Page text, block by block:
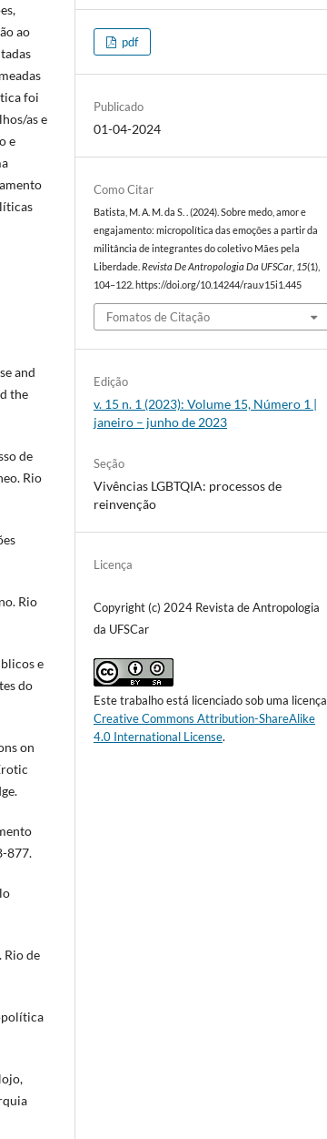
ao
foi
as e
e
and
the
de
Rio
Rio
e
do
on
877.
Rio de
pdf
Publicado
01-04-2024
Como Citar
Batista, M. A. M. da S. . (2024). Sobre medo, amor e
engajamento: micropolítica das emoções a partir da
militância de integrantes do coletivo Mães pela
Liberdade.Revista De Antropologia Da UFSCar 15(1),
104–122. https://doi.org/10.14244/rau.v15i1.445
Fomatos de Citação
Edição
v. 15 n. 1 (2023): Volume 15, Número 1 |
janeiro – junho de 2023
Seção
Vivências LGBTQIA: processos de
reinvenção
Licença
Copyright (c) 2024 Revista de Antropologia
da UFSCar
Este trabalho está licenciado sob uma licença
Creative Commons Attribution-ShareAlike
4.0 International License.